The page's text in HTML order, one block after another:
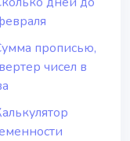
прописью,
чисел в